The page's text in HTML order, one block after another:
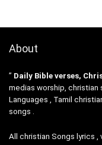
About
” Daily Bible verses,
medias worship, christian
Languages , Tamil
songs .
All christian Songs lyrics